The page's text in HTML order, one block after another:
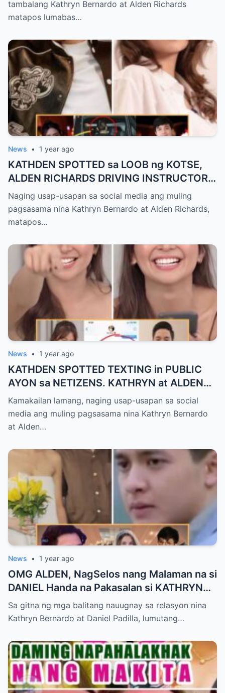
tambalang Kathryn Bernardo at Alden Richards
matapos lumabas…
News • 1 year ago
KATHDEN SPOTTED sa LOOB ng KOTSE,
ALDEN RICHARDS DRIVING INSTRUCTOR
na ni KATHRYN BERNARDO?
Naging usap-usapan sa social media ang muling
pagsasama nina Kathryn Bernardo at Alden Richards,
matapos…
News • 1 year ago
KATHDEN SPOTTED TEXTING in PUBLIC
AYON sa NETIZENS. KATHRYN at ALDEN
HULI IN-CAM!
Kamakailan lamang, naging usap-usapan sa social
media ang muling pagsasama nina Kathryn Bernardo
at Alden…
News • 1 year ago
OMG ALDEN, NagSelos nang Malaman na si
DANIEL Handa na Pakasalan si KATHRYN
Bumalik lang ito sa Kanya!
Sa gitna ng mga balitang nauugnay sa relasyon nina
Kathryn Bernardo at Daniel Padilla, lumutang…